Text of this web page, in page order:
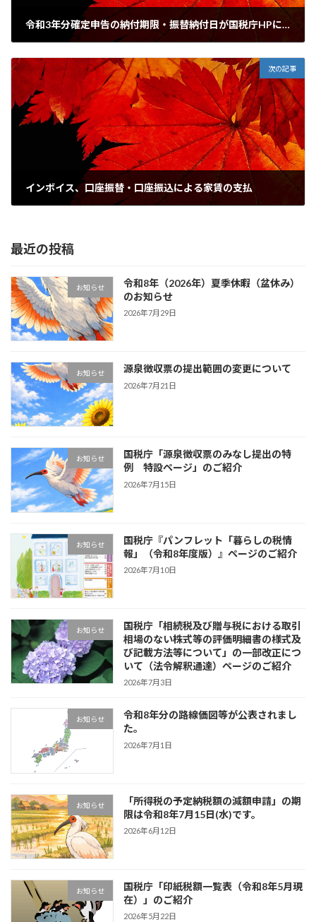
令和3年分確定申告の納付期限・振替納付日が国税庁HPに掲載されました。
次の記事
インボイス、口座振替・口座振込による家賃の支払
最近の投稿
お知らせ
令和8年（2026年）夏季休暇（盆休み）
のお知らせ
2026年7月29日
お知らせ 源泉徴収票の提出範囲の変更について
2026年7月21日
お知らせ
国税庁「源泉徴収票のみなし提出の特
例 特設ページ」のご紹介
2026年7月15日
お知らせ
国税庁『パンフレット「暮らしの税情
報」（令和8年度版）』ページのご紹介
2026年7月10日
お知らせ
国税庁「相続税及び贈与税における取引
相場のない株式等の評価明細書の様式及
び記載方法等について」の一部改正につ
いて（法令解釈通達）ページのご紹介
2026年7月3日
お知らせ
令和8年分の路線価図等が公表されまし
た。
2026年7月1日
お知らせ
「所得税の予定納税額の減額申請」の期
限は令和8年7月15日(水)です。
2026年6月12日
お知らせ
国税庁「印紙税額一覧表（令和8年5月現
在）」のご紹介
2026年5月22日